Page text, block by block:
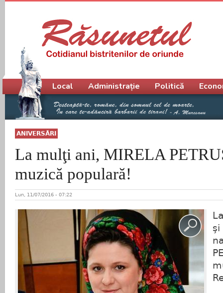
ANIVERSĂRI
La mulţi ani, MIRELA
muzică populară!
Lun, 11/07/2016 - 07:22
şi
Meniu principal
Local Administrație Politică